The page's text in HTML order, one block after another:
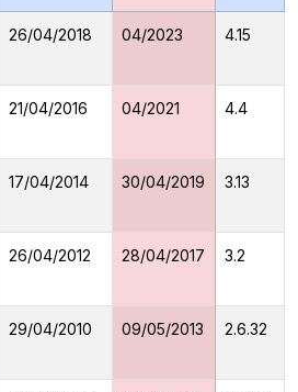
26/04/2018 04/2023 4.15
21/04/2016 04/2021 4.4
17/04/2014 30/04/2019 3.13
26/04/2012 28/04/2017 3.2
29/04/2010 09/05/2013 2.6.32